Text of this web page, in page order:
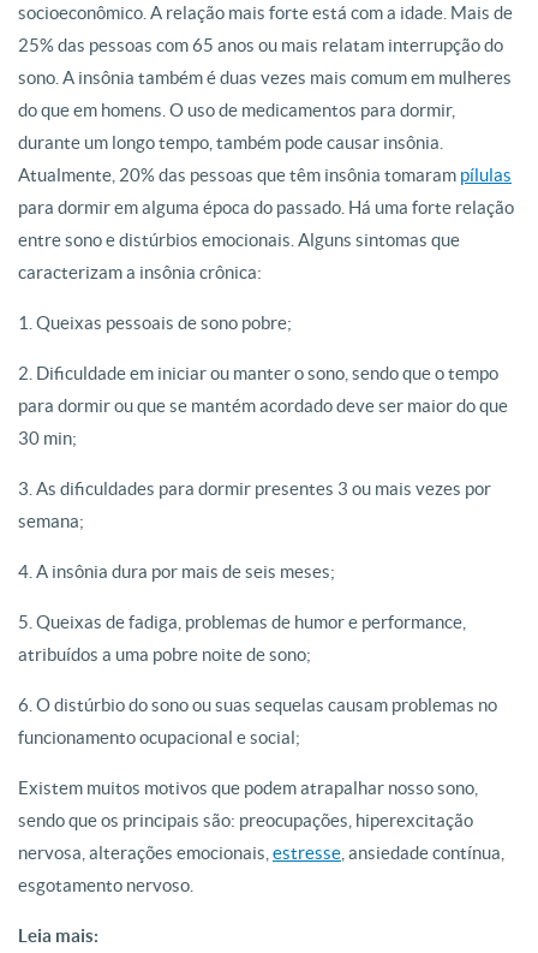
socioeconômico. A relação mais forte está com a idade. Mais de
25% das pessoas com 65 anos ou mais relatam interrupção do
sono. A insônia também é duas vezes mais comum em mulheres
do que em homens. O uso de medicamentos para dormir,
durante um longo tempo, também pode causar insônia.
Atualmente, 20% das pessoas que têm insônia tomaram pílulas
para dormir em alguma época do passado. Há uma forte relação
entre sono e distúrbios emocionais. Alguns sintomas que
caracterizam a insônia crônica:
1. Queixas pessoais de sono pobre;
2. Dificuldade em iniciar ou manter o sono, sendo que o tempo
para dormir ou que se mantém acordado deve ser maior do que
30 min;
3. As dificuldades para dormir presentes 3 ou mais vezes por
semana;
4. A insônia dura por mais de seis meses;
5. Queixas de fadiga, problemas de humor e performance,
atribuídos a uma pobre noite de sono;
6. O distúrbio do sono ou suas sequelas causam problemas no
funcionamento ocupacional e social;
Existem muitos motivos que podem atrapalhar nosso sono,
sendo que os principais são: preocupações, hiperexcitação
nervosa, alterações emocionais, estresse , ansiedade contínua,
esgotamento nervoso.
Leia mais: